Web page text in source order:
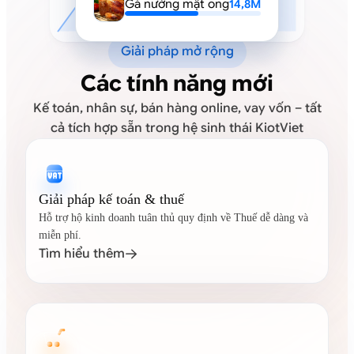
Gà nướng mật ong14,8M
Giải pháp mở rộng
Các tính năng mới
Kế toán, nhân sự, bán hàng online, vay vốn – tất
cả tích hợp sẵn trong hệ sinh thái KiotViet
Giải pháp kế toán & thuế
Hỗ trợ hộ kinh doanh tuân thủ quy định về Thuế dễ dàng và
miễn phí.
Tìm hiểu thêm